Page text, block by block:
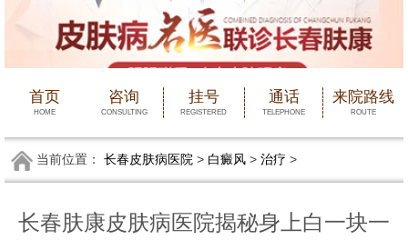
首页
HOME
咨询
CONSULTING
挂号
REGISTERED
通话
TELEPHONE
来院路线
ROUTE
当前位置： 长春皮肤病医院> 白癜风> 治疗 >
长春肤康皮肤病医院揭秘身上白一块一